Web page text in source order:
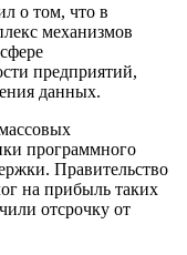
о том, что в
механизмов
предприятий,
данных.
программного
Правительство
на прибыль таких
отсрочку от